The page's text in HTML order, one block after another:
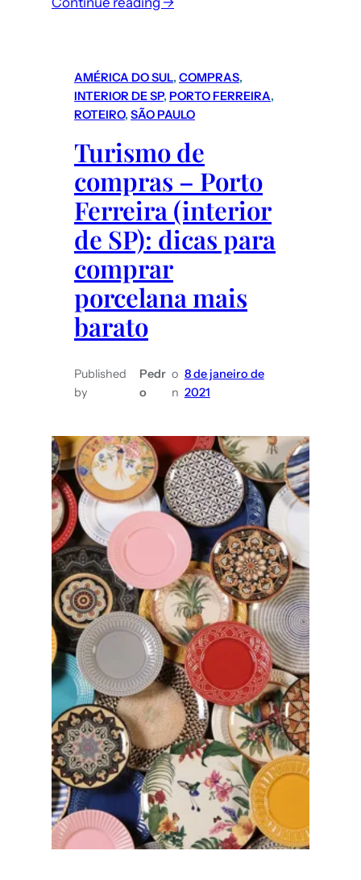
VelociCoaster
da
em
Orlando
(EUA)
AMÉRICA DO SUL, COMPRAS
INTERIOR DE SP, PORTO FERREIRA
ROTEIRO, SÃO PAULO
Turismo de
compras – Porto
Ferreira (interior
de SP): dicas para
comprar
porcelana mais
barato
Published
by
Pedr
o
o
n
8 de janeiro de
2021